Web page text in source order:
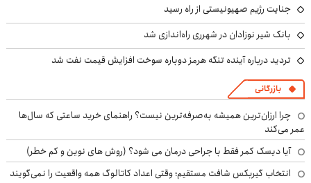
جنایت رژیم صهیونیستی از راه رسید
بانک شیر نوزادان در شهرری راه‌اندازی شد
تردید درباره آینده تنگه هرمز دوباره سوخت افزایش قیمت نفت شد
بازرگانی
چرا ارزان‌ترین همیشه به‌صرفه‌ترین نیست؟ راهنمای خرید ساعتی که سال‌ها
عمر می‌کند
آیا دیسک کمر فقط با جراحی درمان می شود؟ (روش های نوین و کم خطر)
انتخاب گیربکس شافت مستقیم؛ وقتی اعداد کاتالوگ همه واقعیت را نمی‌گویند